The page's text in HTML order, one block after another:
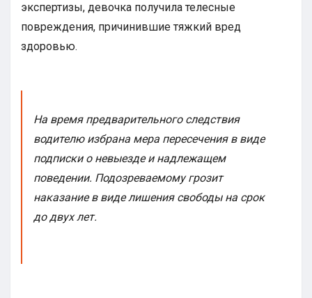
экспертизы, девочка получила телесные
повреждения, причинившие тяжкий вред
здоровью.
На время предварительного следствия
водителю избрана мера пересечения в виде
подписки о невыезде и надлежащем
поведении. Подозреваемому грозит
наказание в виде лишения свободы на срок
до двух лет.